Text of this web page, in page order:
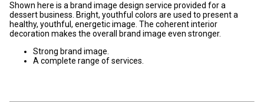
Shown here is a brand image design service provided for a
dessert business. Bright, youthful colors are used to present a
healthy, youthful, energetic image. The coherent interior
decoration makes the overall brand image even stronger.
Strong brand image.
A complete range of services.